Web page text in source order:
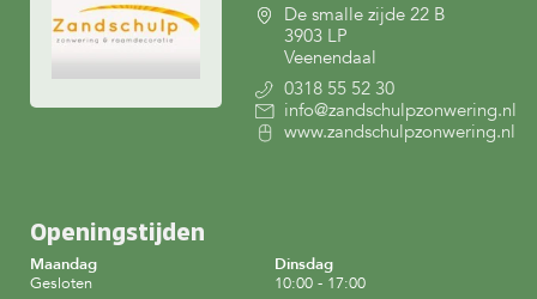
De smalle zijde 22 B
3903 LP
Veenendaal
0318 55 52 30
info@zandschulpzonwering.nl
www.zandschulpzonwering.nl
Openingstijden
Maandag
Gesloten
Dinsdag
10:00 - 17:00